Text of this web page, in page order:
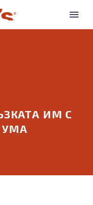
ИМ С
УМА